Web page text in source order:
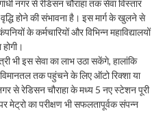
नगर से रेडिसन चौराहा तक सेवा विस्तार
होने की संभावना है। इस मार्ग के खुलने से
के कर्मचारियों और विभिन्न महाविद्यालयों
भी इस सेवा का लाभ उठा सकेंगे, हालांकि
तक पहुंचने के लिए ऑटो रिक्शा या
से रेडिसन चौराहा के मध्य 5 नए स्टेशन पूरी
मेट्रो का परीक्षण भी सफलतापूर्वक संपन्न